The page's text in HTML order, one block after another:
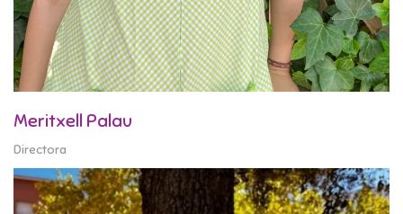
Meritxell Palau
Directora